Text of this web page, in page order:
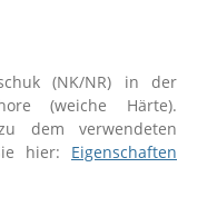
(NK/NR) in der
(weiche Härte).
dem verwendeten
hier: Eigenschaften